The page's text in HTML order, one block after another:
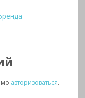
авторизоваться.